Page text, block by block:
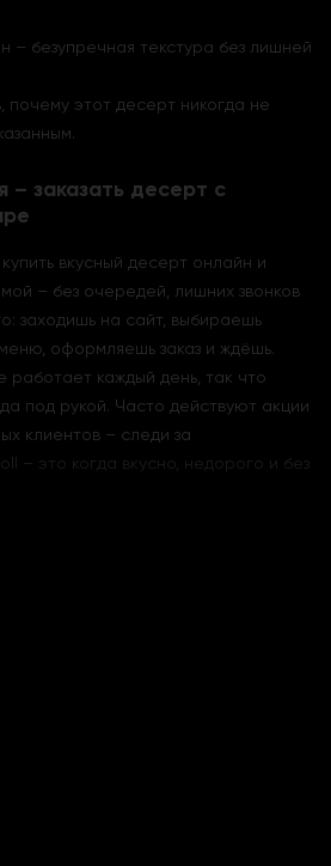
– безупречная текстура без лишней
этот десерт никогда не
– заказать десерт с
вкусный десерт онлайн и
– без очередей, лишних звонков
заходишь на сайт, выбираешь
оформляешь заказ и ждёшь.
работает каждый день, так что
под рукой. Часто действуют акции
клиентов – следи за
– это когда вкусно, недорого и без